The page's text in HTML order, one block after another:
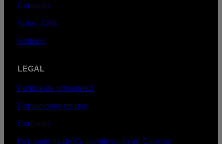
Contacto
Sobre AXN
Noticias
LEGAL
Política de privacidad
Condiciones de uso
Contacto
Herramienta de Consentimiento de Cookies